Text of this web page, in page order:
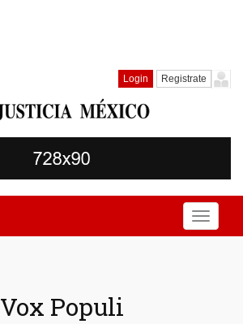
Login Registrate
Toggle
Vox Populi